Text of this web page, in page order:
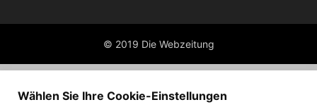
© 2019 Die Webzeitung
Wählen Sie Ihre Cookie-Einstellungen